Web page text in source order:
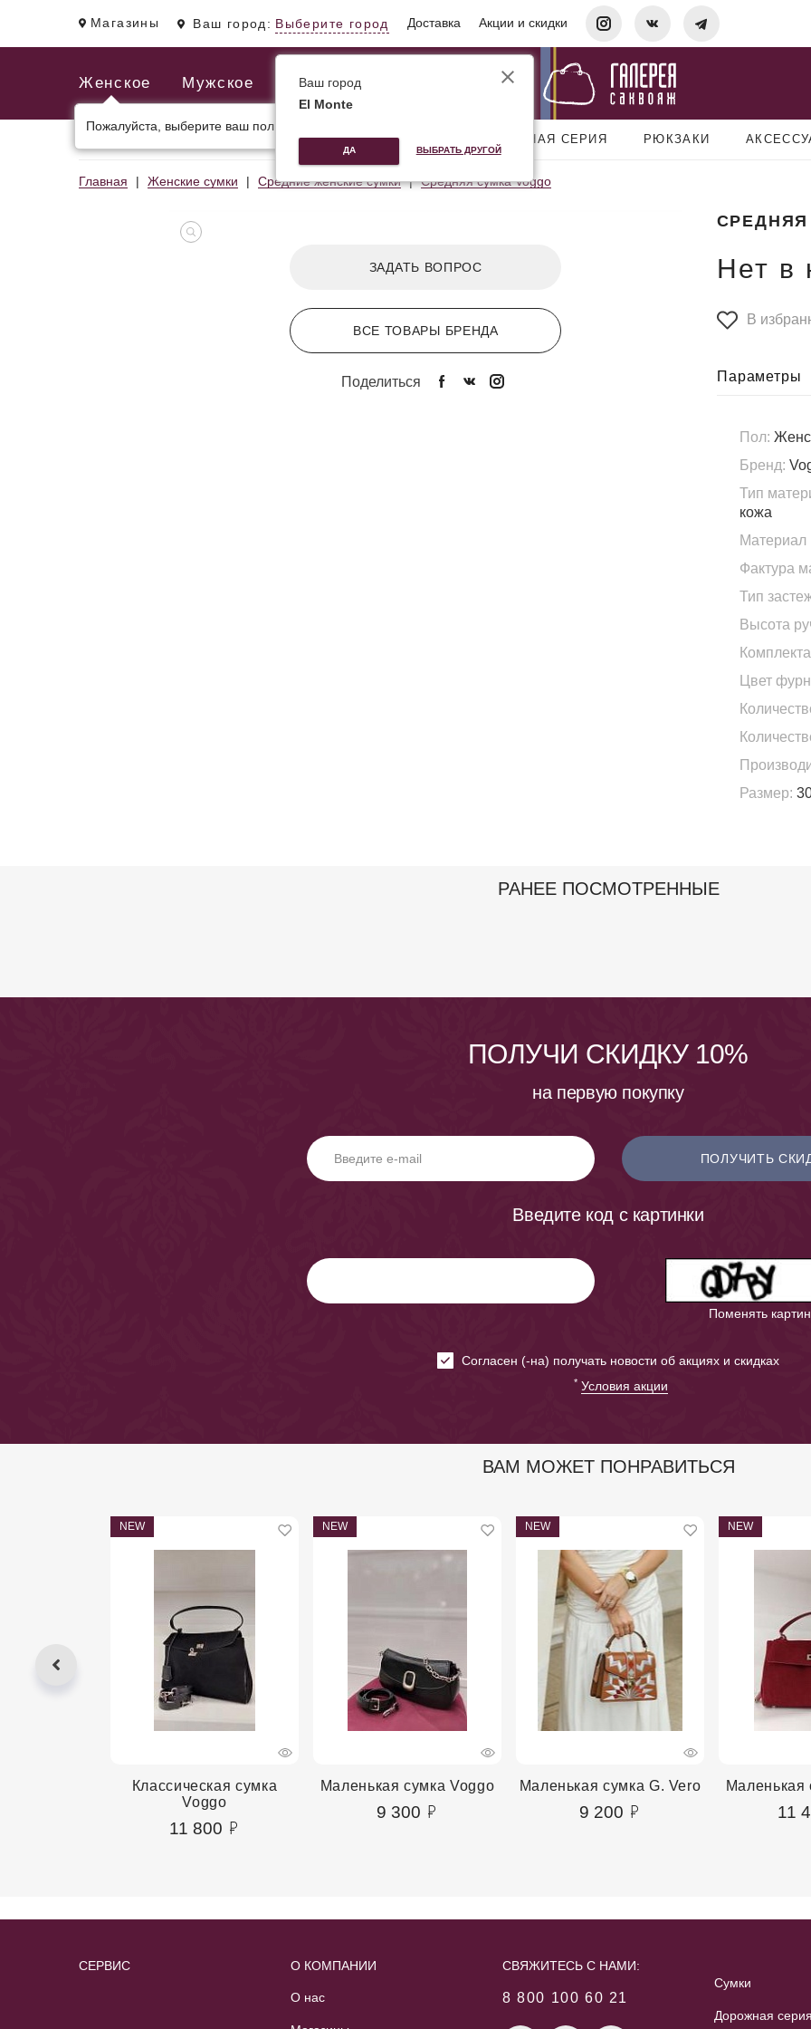
Магазины Ваш город: Выберите город Доставка Акции и скидки
Женское Мужское
Пожалуйста, выберите ваш пол.
МУЖСКИЕ И ДЕЛОВЫЕ СУМКИ ДОРОЖНАЯ СЕРИЯ РЮКЗАКИ
Главная Женские сумки Средние женские сумки Средняя сумка Voggo
ЗАДАТЬ ВОПРОС
ВСЕ ТОВАРЫ БРЕНДА
Поделиться
СРЕДНЯЯ
Нет в
В
Параметры
Пол:
Бренд:
Тип
кожа
Материал
Фактура
Тип
Высота
Цвет
Размер:
РАНЕЕ ПОСМОТРЕННЫЕ
ПОЛУЧИ СКИДКУ 10%
на первую покупку
ПОЛУЧИТЬ
Введите код с картинки
Поменять
Cогласен (-на) получать новости об акциях и скидках
* Условия акции
ВАМ МОЖЕТ ПОНРАВИТЬСЯ
NEW
Классическая сумка
Voggo
11 800
NEW
Маленькая сумка Voggo
9 300
NEW
Маленькая сумка G. Vero
9 200
NEW
Маленькая
11
СЕРВИС О КОМПАНИИ
О нас
СВЯЖИТЕСЬ С НАМИ:
8 800 100 60 21
Сумки
Дорожная
Ваш город
El Monte
ДА ВЫБРАТЬ ДРУГОЙ